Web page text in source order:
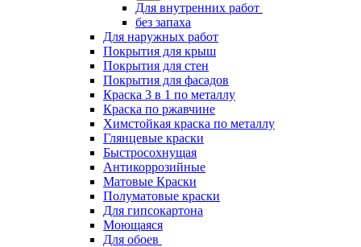
Для внутренних работ
без запаха
Для наружных работ
Покрытия для крыш
Покрытия для стен
Покрытия для фасадов
Краска 3 в 1 по металлу
Краска по ржавчине
Химстойкая краска по металлу
Глянцевые краски
Быстросохнущая
Антикоррозийные
Матовые Краски
Полуматовые краски
Для гипсокартона
Моющаяся
Для обоев